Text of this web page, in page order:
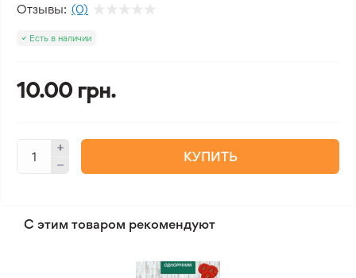
Отзывы: (0)
Есть в наличии
10.00 грн.
КУПИТЬ
С этим товаром рекомендуют